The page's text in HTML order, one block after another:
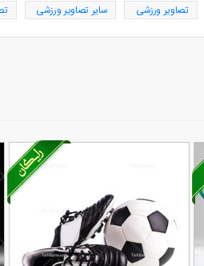
تصاویر ورزشی سایر تصاویر ورزشی